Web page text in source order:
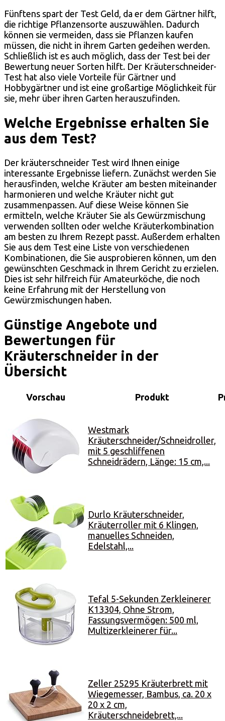
Fünftens spart der Test Geld, da er dem Gärtner hilft,
die richtige Pflanzensorte auszuwählen. Dadurch
können sie vermeiden, dass sie Pflanzen kaufen
müssen, die nicht in ihrem Garten gedeihen werden.
Schließlich ist es auch möglich, dass der Test bei der
Bewertung neuer Sorten hilft. Der Kräuterschneider-
Test hat also viele Vorteile für Gärtner und
Hobbygärtner und ist eine großartige Möglichkeit für
sie, mehr über ihren Garten herauszufinden.
Welche Ergebnisse erhalten Sie
aus dem Test?
Der kräuterschneider Test wird Ihnen einige
interessante Ergebnisse liefern. Zunächst werden Sie
herausfinden, welche Kräuter am besten miteinander
harmonieren und welche Kräuter nicht gut
zusammenpassen. Auf diese Weise können Sie
ermitteln, welche Kräuter Sie als Gewürzmischung
verwenden sollten oder welche Kräuterkombination
am besten zu Ihrem Rezept passt. Außerdem erhalten
Sie aus dem Test eine Liste von verschiedenen
Kombinationen, die Sie ausprobieren können, um den
gewünschten Geschmack in Ihrem Gericht zu erzielen.
Dies ist sehr hilfreich für Amateurköche, die noch
keine Erfahrung mit der Herstellung von
Gewürzmischungen haben.
Günstige Angebote und
Bewertungen für
Kräuterschneider in der
Übersicht
Vorschau Produkt
Westmark
Kräuterschneider/Schneidroller,
mit 5 geschliffenen
Schneidrädern, Länge: 15 cm,...
Durlo Kräuterschneider,
Kräuterroller mit 6 Klingen,
manuelles Schneiden,
Edelstahl,...
Tefal 5-Sekunden Zerkleinerer
K13304, Ohne Strom,
Fassungsvermögen: 500 ml,
Multizerkleinerer für...
Zeller 25295 Kräuterbrett mit
Wiegemesser, Bambus, ca. 20 x
20 x 2 cm,
Kräuterschneidebrett,...